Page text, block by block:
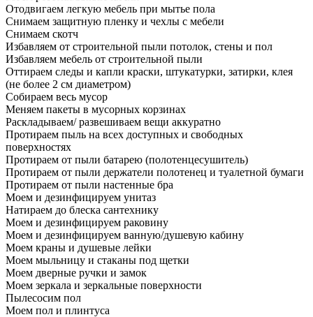
Отодвигаем легкую мебель при мытье пола
Снимаем защитную пленку и чехлы с мебели
Снимаем скотч
Избавляем от строительной пыли потолок, стены и пол
Избавляем мебель от строительной пыли
Оттираем следы и капли краски, штукатурки, затирки, клея
(не более 2 см диаметром)
Собираем весь мусор
Меняем пакеты в мусорных корзинах
Раскладываем/ развешиваем вещи аккуратно
Протираем пыль на всех доступных и свободных
поверхностях
Протираем от пыли батарею (полотенцесушитель)
Протираем от пыли держатели полотенец и туалетной бумаги
Протираем от пыли настенные бра
Моем и дезинфицируем унитаз
Натираем до блеска сантехнику
Моем и дезинфицируем раковину
Моем и дезинфицируем ванную/душевую кабину
Моем краны и душевые лейки
Моем мыльницу и стаканы под щетки
Моем дверные ручки и замок
Моем зеркала и зеркальные поверхности
Пылесосим пол
Моем пол и плинтуса